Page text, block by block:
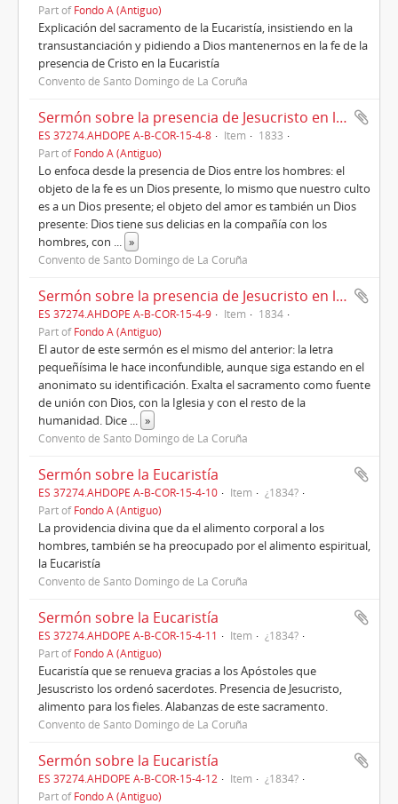
Part ofFondo A (Antiguo)
Explicación del sacramento de la Eucaristía, insistiendo en la
transustanciación y pidiendo a Dios mantenernos en la fe de la
presencia de Cristo en la Eucaristía
Convento de Santo Domingo de La Coruña
Sermón sobre la presencia de Jesucristo en la Eucaristía (1833)
ES 37274.AHDOPE A-B-COR-15-4-8 Item
1833
Part ofFondo A (Antiguo)
Lo enfoca desde la presencia de Dios entre los hombres: el
objeto de la fe es un Dios presente, lo mismo que nuestro culto
es a un Dios presente; el objeto del amor es también un Dios
presente: Dios tiene sus delicias en la compañía con los
hombres, con ... »
Convento de Santo Domingo de La Coruña
Sermón sobre la presencia de Jesucristo en la Eucaristía (1834)
ES 37274.AHDOPE A-B-COR-15-4-9 Item
1834
Part ofFondo A (Antiguo)
El autor de este sermón es el mismo del anterior: la letra
pequeñísima le hace inconfundible, aunque siga estando en el
anonimato su identificación. Exalta el sacramento como fuente
de unión con Dios, con la Iglesia y con el resto de la
humanidad. Dice ... »
Convento de Santo Domingo de La Coruña
Sermón sobre la Eucaristía
ES 37274.AHDOPE A-B-COR-15-4-10 Item
¿1834?
Part ofFondo A (Antiguo)
La providencia divina que da el alimento corporal a los
hombres, también se ha preocupado por el alimento espiritual,
la Eucaristía
Convento de Santo Domingo de La Coruña
Sermón sobre la Eucaristía
ES 37274.AHDOPE A-B-COR-15-4-11 Item
¿1834?
Part ofFondo A (Antiguo)
Eucaristía que se renueva gracias a los Apóstoles que
Jesuscristo los ordenó sacerdotes. Presencia de Jesucristo,
alimento para los fieles. Alabanzas de este sacramento.
Convento de Santo Domingo de La Coruña
Sermón sobre la Eucaristía
ES 37274.AHDOPE A-B-COR-15-4-12 Item
¿1834?
Part ofFondo A (Antiguo)